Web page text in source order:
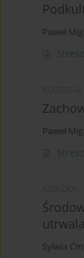
Paweł
Paweł
Sylwia